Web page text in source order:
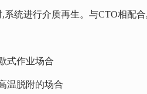
统进行介质再生。与CTO相配
式作业场合
温脱附的场合